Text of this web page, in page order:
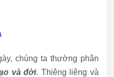
chúng ta thường phân
và đời. Thiêng liêng và